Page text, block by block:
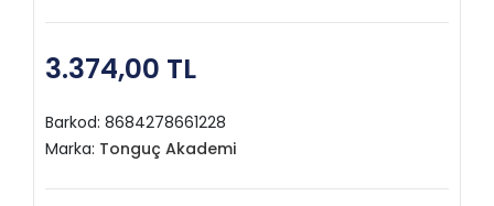
3.374,00 TL
Barkod: 8684278661228
Marka: Tonguç Akademi